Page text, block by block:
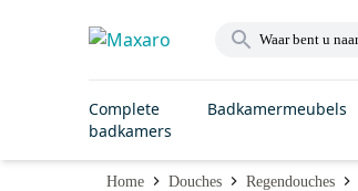
Complete
badkamers
Badkamermeubels
Home Douches Regendouches